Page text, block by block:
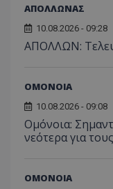
ΑΠΟΛΛΩΝΑΣ
10.08.2026 - 09:28
ΑΠΟΛΛΩΝ:
ΟΜΟΝΟΙΑ
10.08.2026 - 09:08
Ομόνοια:
νεότερα για
ΟΜΟΝΟΙΑ